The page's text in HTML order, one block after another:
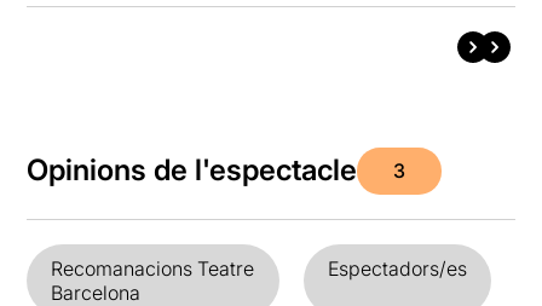
Opinions de l'espectacle 3
Recomanacions Teatre
Barcelona
Espectadors/es